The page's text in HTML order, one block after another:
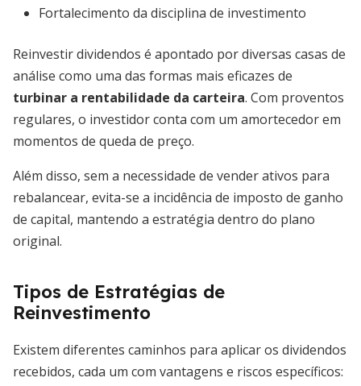
Fortalecimento da disciplina de investimento
Reinvestir dividendos é apontado por diversas casas de
análise como uma das formas mais eficazes de
turbinar a rentabilidade da carteira. Com proventos
regulares, o investidor conta com um amortecedor em
momentos de queda de preço.
Além disso, sem a necessidade de vender ativos para
rebalancear, evita-se a incidência de imposto de ganho
de capital, mantendo a estratégia dentro do plano
original.
Tipos de Estratégias de
Reinvestimento
Existem diferentes caminhos para aplicar os dividendos
recebidos, cada um com vantagens e riscos específicos: